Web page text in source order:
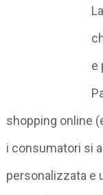
e
shopping online
i consumatori si
personalizzata e